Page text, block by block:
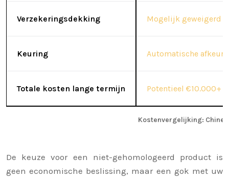
Kostenvergelijking:
Verzekeringsdekking Mogelijk geweigerd
Keuring Automatische afkeur
Totale kosten lange termijn Potentieel €10.000+
De keuze voor een niet-gehomologeerd product is
geen economische beslissing, maar een gok met uw